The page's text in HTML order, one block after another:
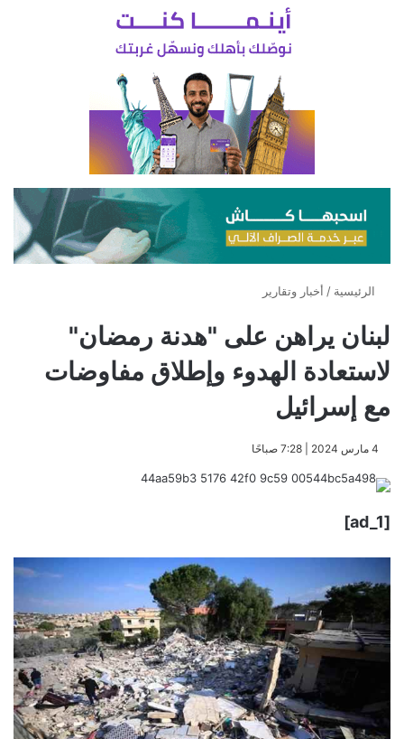
الرئيسية / أخبار وتقارير
لبنان يراهن على "هدنة رمضان"
لاستعادة الهدوء وإطلاق مفاوضات
مع إسرائيل
​4 مارس 2024 | 7:28 صباحًا
[ad_1]